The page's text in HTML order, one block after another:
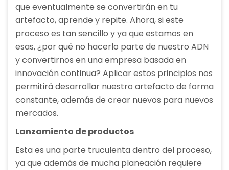
que eventualmente se convertirán en tu
artefacto, aprende y repite. Ahora, si este
proceso es tan sencillo y ya que estamos en
esas, ¿por qué no hacerlo parte de nuestro ADN
y convertirnos en una empresa basada en
innovación continua? Aplicar estos principios nos
permitirá desarrollar nuestro artefacto de forma
constante, además de crear nuevos para nuevos
mercados.
Lanzamiento de productos
Esta es una parte truculenta dentro del proceso,
ya que además de mucha planeación requiere